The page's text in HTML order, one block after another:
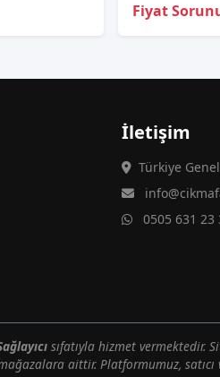
Fiyat
İletişim
Türkiye
0505 631 23
sıfatıyla hizmet vermektedir.
aittir. Platformumuz, satıcı